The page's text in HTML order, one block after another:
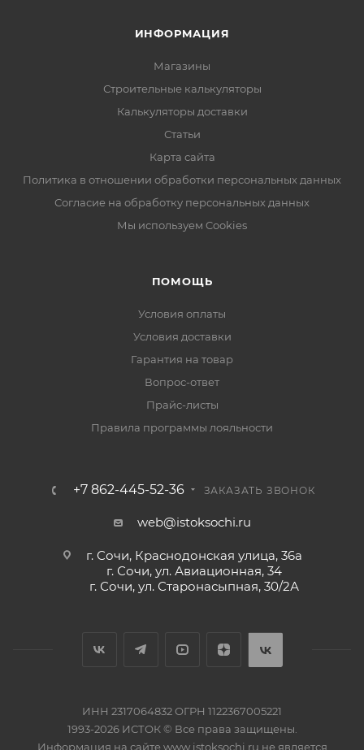
ИНФОРМАЦИЯ
Магазины
Строительные калькуляторы
Калькуляторы доставки
Статьи
Карта сайта
Политика в отношении обработки персональных данных
Согласие на обработку персональных данных
Мы используем Cookies
ПОМОЩЬ
Условия оплаты
Условия доставки
Гарантия на товар
Вопрос-ответ
Прайс-листы
Правила программы лояльности
+7 862-445-52-36 ЗАКАЗАТЬ ЗВОНОК
web@istoksochi.ru
г. Сочи, Краснодонская улица, 36а
г. Сочи, ул. Авиационная, 34
г. Сочи, ул. Старонасыпная, 30/2А
ИНН 2317064832 ОГРН 1122367005221
1993-2026 ИСТОК © Все права защищены.
Информация на сайте www.istoksochi.ru не является